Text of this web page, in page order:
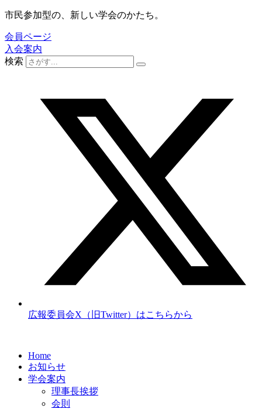
コ
テ
ン
ツ
市民参加型の、新しい学会のかたち。
会員ページ
入会案内
検索
広報委員会X（旧Twitter）はこちらから
Home
お知らせ
学会案内
理事長挨拶
会則